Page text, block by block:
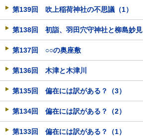
第139回 吹上稲荷神社の不思議（1）
第138回 初詣、羽田穴守神社と柳島妙見
第137回 ○○の奥座敷
第136回 木津と木津川
第135回 偏在には訳がある？（3）
第134回 偏在には訳がある？（2）
第133回 偏在には訳がある？（1）